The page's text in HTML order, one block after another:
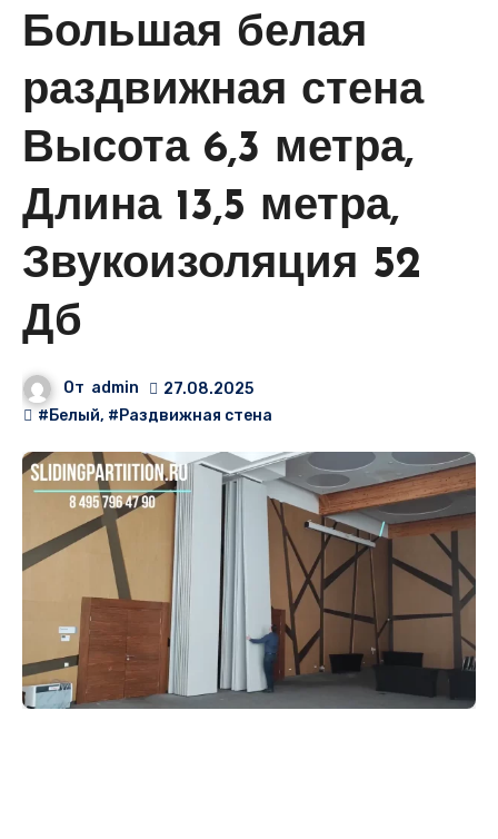
Большая белая
раздвижная стена
Высота 6,3 метра,
Длина 13,5 метра,
Звукоизоляция 52
Дб
От admin
27.08.2025
#Белый, #Раздвижная стена